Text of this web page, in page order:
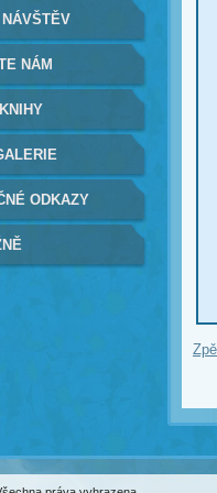
NÁVŠTĚV
NÁM
ODKAZY